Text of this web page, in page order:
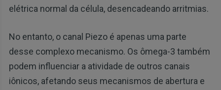
elétrica normal da célula, desencadeando arritmias.
No entanto, o canal Piezo é apenas uma parte
desse complexo mecanismo. Os ômega-3 também
podem influenciar a atividade de outros canais
iônicos, afetando seus mecanismos de abertura e